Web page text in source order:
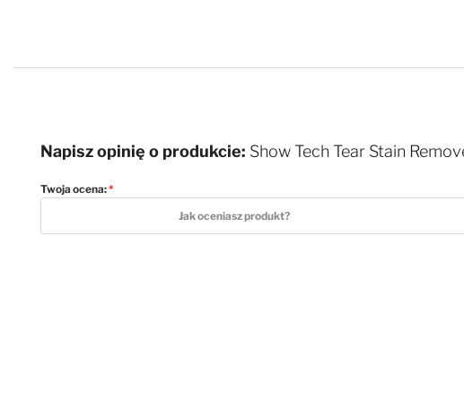
Napisz opinię o produkcie: Show Tech Tear Stain
Twoja ocena:
Jak oceniasz produkt?
5 stars